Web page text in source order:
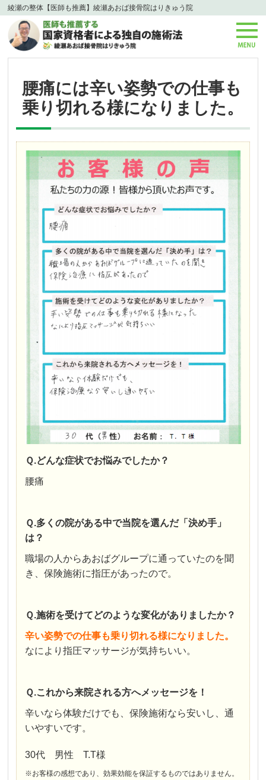
綾瀬の整体【医師も推薦】綾瀬あおば接骨院はりきゅう院
腰痛には辛い姿勢での仕事も
乗り切れる様になりました。
Ｑ.どんな症状でお悩みでしたか？
腰痛
Ｑ.多くの院がある中で当院を選んだ「決め手」
は？
職場の人からあおばグループに通っていたのを聞
き、保険施術に指圧があったので。
Ｑ.施術を受けてどのような変化がありましたか？
辛い姿勢での仕事も乗り切れる様になりました。
なにより指圧マッサージが気持ちいい。
Ｑ.これから来院される方へメッセージを！
辛いなら体験だけでも、保険施術なら安いし、通
いやすいです。
30代 男性 T.T様
※お客様の感想であり、効果効能を保証するものではありません。